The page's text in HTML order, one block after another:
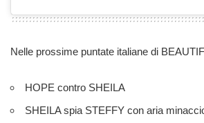
Nelle prossime puntate italiane di
HOPE contro SHEILA
SHEILA spia STEFFY con aria